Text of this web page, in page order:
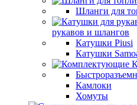
Шланги для
рукавов и шлангов
Катушки Piusi
Катушки
Камлоки
Хомуты